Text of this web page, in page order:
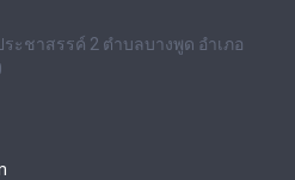
ะชาสรรค์ 2 ตำบลบางพูด อำเภอ